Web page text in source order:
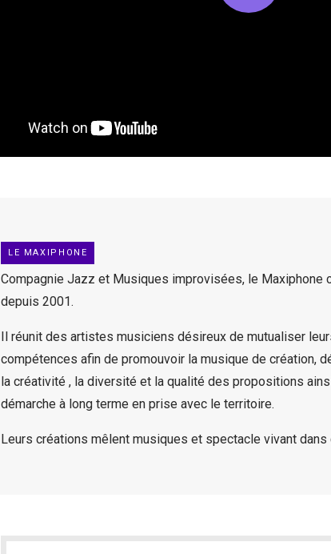
LE MAXIPHONE
Compagnie Jazz et Musiques improvisées, le Maxiphone
depuis 2001.
Il réunit des artistes musiciens désireux de mutualiser
compétences afin de promouvoir la musique de création,
la créativité , la diversité et la qualité des propositions
démarche à long terme en prise avec le territoire.
Leurs créations mêlent musiques et spectacle vivant